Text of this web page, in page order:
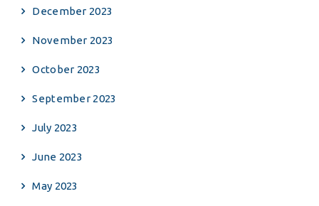
December 2023
November 2023
October 2023
September 2023
July 2023
June 2023
May 2023